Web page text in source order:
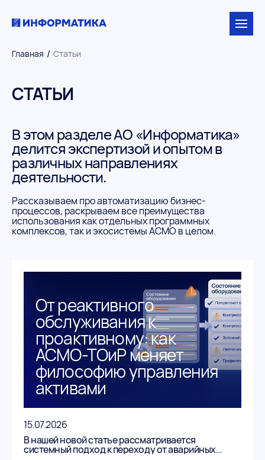
Главная / Статьи
СТАТЬИ
В этом разделе АО «Информатика»
делится экспертизой и опытом в
различных направлениях
деятельности.
Рассказываем про автоматизацию бизнес-
процессов, раскрываем все преимущества
использования как отдельных программных
комплексов, так и экосистемы АСМО в целом.
От реактивного
обслуживания к
проактивному: как
АСМО-ТОиР меняет
философию управления
активами
15.07.2026
В нашей новой статье рассматривается
системный подход к переходу от аварийных